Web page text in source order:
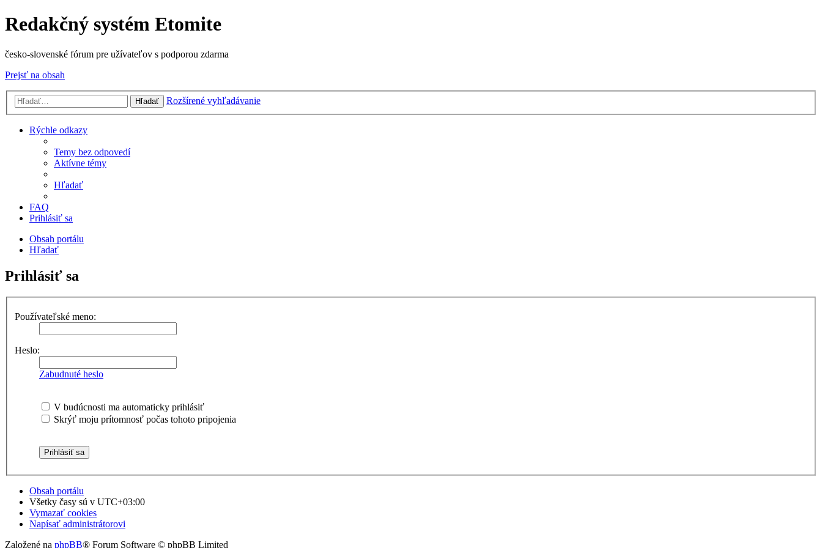
Redakčný systém Etomite
česko-slovenské fórum pre užívateľov s podporou zdarma
Prejsť na obsah
Hľadať Rozšírené vyhľadávanie
Rýchle odkazy
Temy bez odpovedí
Aktívne témy
Hľadať
FAQ
Prihlásiť sa
Obsah portálu
Hľadať
Prihlásiť sa
Používateľské meno:
Heslo:
Zabudnuté heslo
V budúcnosti ma automaticky prihlásiť
Skrýť moju prítomnosť počas tohoto pripojenia
Obsah portálu
Všetky časy sú v UTC+03:00
Vymazať cookies
Napísať administrátorovi
Založené na phpBB® Forum Software © phpBB Limited